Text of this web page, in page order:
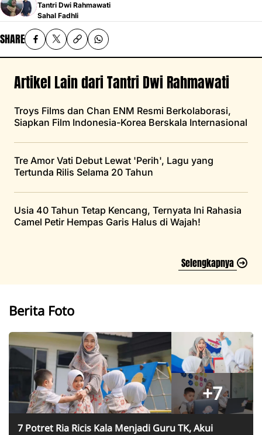
Tantri Dwi Rahmawati
Sahal Fadhli
SHARE
Artikel Lain dari Tantri Dwi Rahmawati
Troys Films dan Chan ENM Resmi Berkolaborasi,
Siapkan Film Indonesia-Korea Berskala Internasional
Tre Amor Vati Debut Lewat 'Perih', Lagu yang
Tertunda Rilis Selama 20 Tahun
Usia 40 Tahun Tetap Kencang, Ternyata Ini Rahasia
Camel Petir Hempas Garis Halus di Wajah!
Selengkapnya
Berita Foto
+7
7 Potret Ria Ricis Kala Menjadi Guru TK, Akui